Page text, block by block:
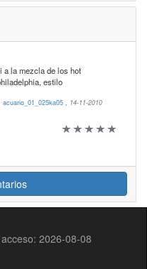
a la mezcla de los hot
estilo
acuario_01_025ka05 , 14-11-2010
2026-08-08